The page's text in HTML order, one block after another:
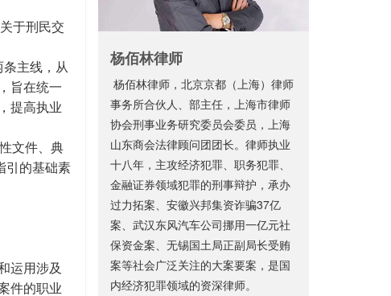
于刑民交
主线，从
旨在统一
提高执业
文件、典
引的基础素
运用涉及
件的职业
杨佰林律师
杨佰林律师，北京京都（上海）律师
事务所合伙人、部主任，上海市律师
协会刑事业务研究委员会委员，上海
山东商会法律顾问团团长。律师执业
十八年，主攻经济犯罪、职务犯罪、
金融证券领域犯罪的刑事辩护，承办
过力拓案、安徽兴邦集资诈骗37亿
案、武汉东风汽车公司挪用一亿元社
保资金案、无锡国土局正副局长受贿
案等社会广泛关注的大案要案，是国
内经济犯罪领域的资深律师。